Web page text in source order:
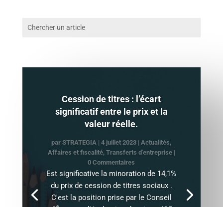
Cession de titres : l’écart
significatif entre le prix et la
valeur réelle.
parSTRATEGIA |4 juillet 2023 |Actualités,
Affaires et fiscalité, Transferts d'entreprise|
0 Commentaires
Est significative la minoration de 14,1%
du prix de cession de titres sociaux .
C'est la position prise par le Conseil